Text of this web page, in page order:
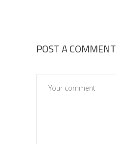
POST A COMMENT